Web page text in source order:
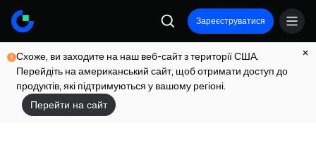
Зареєструватися
Схоже, ви заходите на наш веб-сайт з території США.
Перейдіть на американський сайт, щоб отримати доступ до
продуктів, які підтримуються у вашому регіоні.
Перейти на сайт